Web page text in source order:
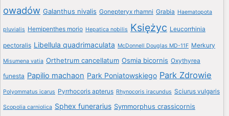
owadów Galanthus nivalis Gonepteryx rhamni Grabia Haematopota
pluvialis Hemipenthes morio Hepatica nobilis Księżyc Leucorrhinia
pectoralis Libellula quadrimaculata McDonnell Douglas MD-11F Merkury
Misumena vatia Orthetrum cancellatum Osmia bicornis Oxythyrea
funesta Papilio machaon Park Poniatowskiego Park Zdrowie
Polyommatus icarus Pyrrhocoris apterus Rhynocoris iracundus Sciurus vulgaris
Scopolia carniolica Sphex funerarius Symmorphus crassicornis